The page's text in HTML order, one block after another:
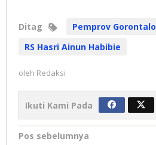
Ditag
Pemprov Gorontalo
RS Hasri Ainun Habibie
oleh Redaksi
Ikuti Kami Pada
Navigasi
Pos sebelumnya